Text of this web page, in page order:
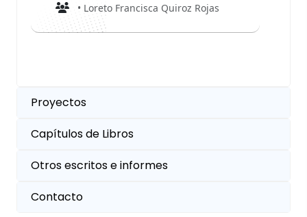
• Loreto Francisca Quiroz Rojas
Proyectos
Capítulos de Libros
Otros escritos e informes
Contacto